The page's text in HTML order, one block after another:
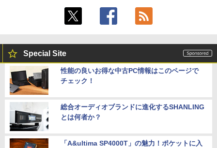
Special Site
性能の良いお得な中古PC情報はこのページで
チェック！
総合オーディオブランドに進化するSHANLING
とは何者か？
「A&ultima SP4000T」の魅力！ポケットに入